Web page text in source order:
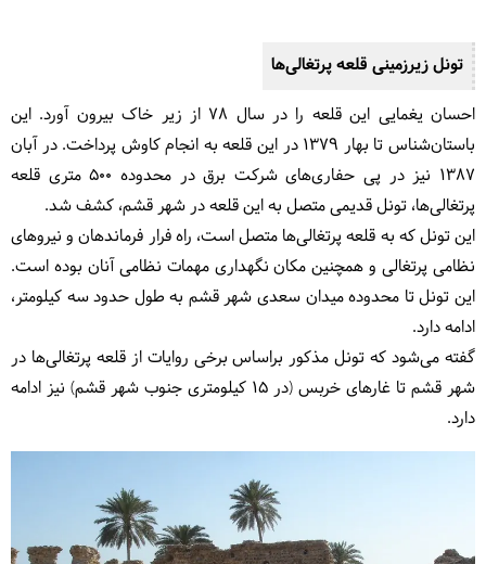
تونل زیرزمینی قلعه پرتغالی‌ها
احسان یغمایی این قلعه را در سال 78 از زیر خاک بیرون آورد. این
باستان‌شناس تا بهار 1379 در این قلعه به انجام کاوش پرداخت. در آبان
1387 نیز در پی حفاری‌های شرکت برق در محدوده 500 متری قلعه
پرتغالی‌ها، تونل قدیمی متصل به این قلعه در شهر قشم، کشف شد.
این تونل که به قلعه پرتغالی‌ها متصل است، راه فرار فرماندهان و نیروهای
نظامی پرتغالی و همچنین مکان نگهداری مهمات نظامی آنان بوده است.
این تونل تا محدوده میدان سعدی شهر قشم به طول حدود سه کیلومتر،
ادامه دارد.
گفته می‌شود که تونل مذکور براساس برخی روایات از قلعه پرتغالی‌ها در
شهر قشم تا غارهای خربس (در 15 کیلومتری جنوب شهر قشم) نیز ادامه
دارد.